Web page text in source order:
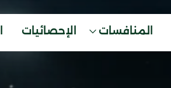
المنافسات الإحصائيات